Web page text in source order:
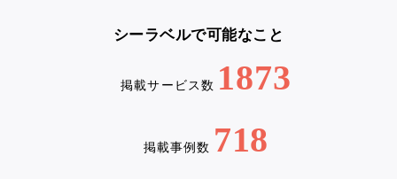
シーラベルで可能なこと
掲載サービス数 1873
掲載事例数 718